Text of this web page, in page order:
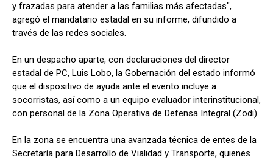
y frazadas para atender a las familias más afectadas",
agregó el mandatario estadal en su informe, difundido a
través de las redes sociales.
En un despacho aparte, con declaraciones del director
estadal de PC, Luis Lobo, la Gobernación del estado informó
que el dispositivo de ayuda ante el evento incluye a
socorristas, así como a un equipo evaluador interinstitucional,
con personal de la Zona Operativa de Defensa Integral (Zodi).
En la zona se encuentra una avanzada técnica de entes de la
Secretaría para Desarrollo de Vialidad y Transporte, quienes